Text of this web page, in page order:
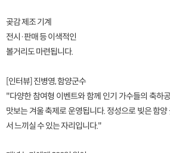
곶감 제조 기계
전시·판매 등 이색적인
볼거리도 마련됩니다.
[인터뷰] 진병영, 함양군수
"다양한 참여형 이벤트와 함께 인기 가수들의 축하
맛보는 겨울 축제로 운영됩니다. 정성으로 빚은 함
서 느끼실 수 있는 자리입니다."